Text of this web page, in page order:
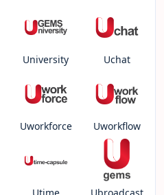
University Uchat
Uworkforce Uworkflow